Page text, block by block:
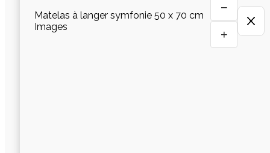
Matelas à langer symfonie 50 x 70 cm
Images
−
+